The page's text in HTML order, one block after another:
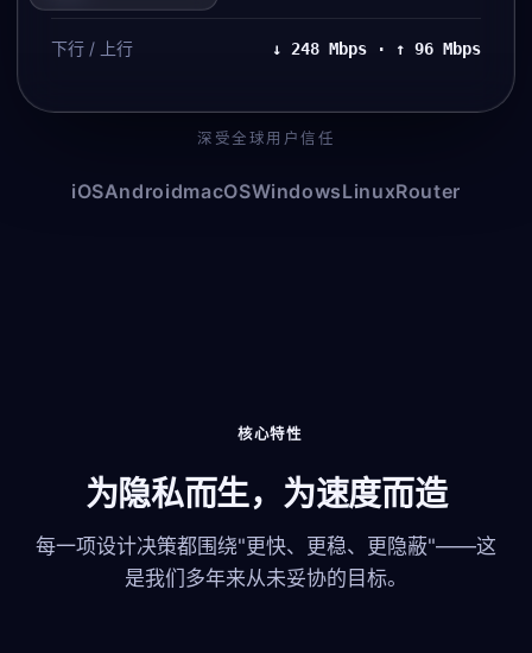
下行 / 上行 ↓ 248 Mbps · ↑ 96 Mbps
深受全球用户信任
iOSAndroidmacOSWindowsLinuxRouter
核心特性
为隐私而生，为速度而造
每一项设计决策都围绕"更快、更稳、更隐蔽"——这
是我们多年来从未妥协的目标。